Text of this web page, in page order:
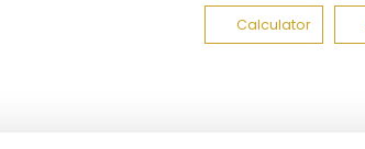
Calculator